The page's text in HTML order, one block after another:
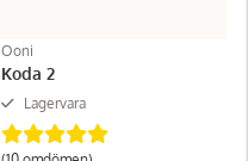
Ooni
Koda 2
Lagervara